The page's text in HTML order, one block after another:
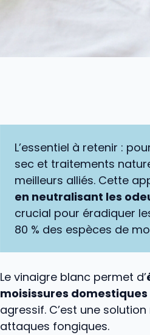
L’essentiel à retenir :
sec et traitements
meilleurs alliés. Cette
en neutralisant les
crucial pour éradiquer
80 % des espèces de
Le vinaigre blanc permet d’
moisissures domestiques
agressif. C’est une
attaques fongiques.